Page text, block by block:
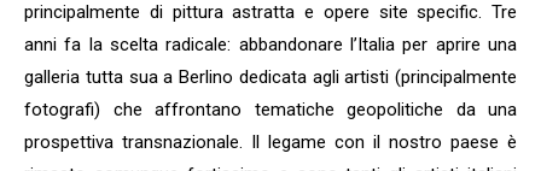
principalmente di pittura astratta e opere site specific. Tre
anni fa la scelta radicale: abbandonare l’Italia per aprire una
galleria tutta sua a Berlino dedicata agli artisti (principalmente
fotografi) che affrontano tematiche geopolitiche da una
prospettiva transnazionale. Il legame con il nostro paese è